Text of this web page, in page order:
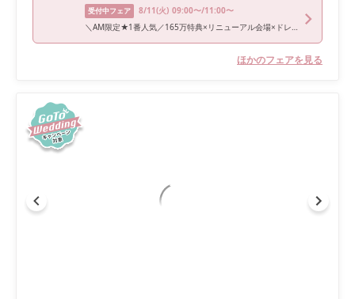
受付中フェア 8/11(火) 09:00〜/11:00〜
＼AM限定★1番人気／165万特典×リニューアル会場×ドレス
ほかのフェアを見る